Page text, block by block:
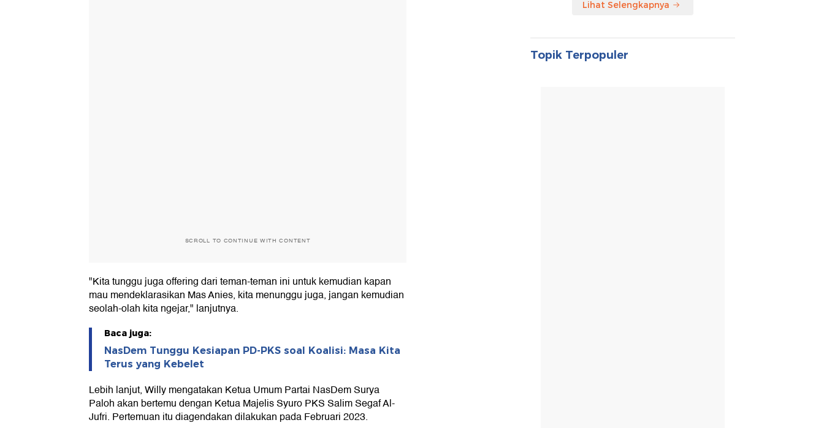
SCROLL TO CONTINUE WITH CONTENT
"Kita tunggu juga offering dari teman-teman ini untuk kemudian kapan
mau mendeklarasikan Mas Anies, kita menunggu juga, jangan kemudian
seolah-olah kita ngejar," lanjutnya.
Baca juga:
NasDem Tunggu Kesiapan PD-PKS soal Koalisi: Masa Kita
Terus yang Kebelet
Lebih lanjut, Willy mengatakan Ketua Umum Partai NasDem Surya
Paloh akan bertemu dengan Ketua Majelis Syuro PKS Salim Segaf Al-
Jufri. Pertemuan itu diagendakan dilakukan pada Februari 2023.
Lihat Selengkapnya
Topik Terpopuler